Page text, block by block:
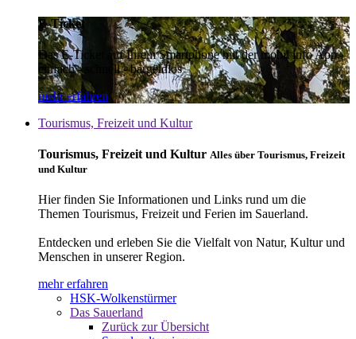
E-Ticket
Das E-Ticket auf Ihrem Smartphone mit der mobil info App -
einfach - schnell - bargeldlos
mehr erfahren
Tourismus, Freizeit und Kultur
Tourismus, Freizeit und Kultur Alles über Tourismus, Freizeit
und Kultur
Hier finden Sie Informationen und Links rund um die
Themen Tourismus, Freizeit und Ferien im Sauerland.
Entdecken und erleben Sie die Vielfalt von Natur, Kultur und
Menschen in unserer Region.
mehr erfahren
HSK-Wolkenstürmer
Das Sauerland
Zurück zur Übersicht